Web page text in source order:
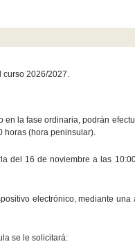
2026/2027.
la fase ordinaria, podrán
horas (hora peninsular).
del 16 de noviembre a las
electrónico, mediante
se le solicitará: